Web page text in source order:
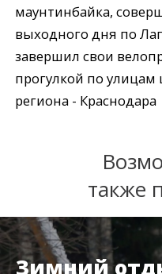
маунтинбайка,
выходного дня по
завершил свои
прогулкой по улицам
региона - Краснодара
также
Зимний